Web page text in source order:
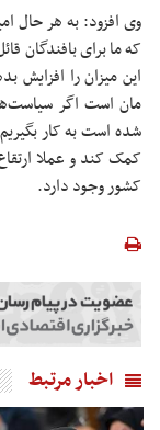
وی افزود: به هر حال
که ما برای بافندگان
این میزان را افزایش
مان است اگر
شده است به کار
کمک کند و عملا
کشور وجود دارد.
اخبار مرتبط